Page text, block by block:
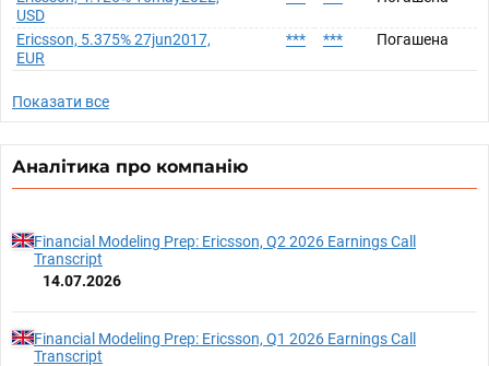
USD
Ericsson, 5.375% 27jun2017,
EUR
*** *** Погашена
Показати все
Аналітика про компанію
Financial Modeling Prep: Ericsson, Q2 2026 Earnings Call
Transcript
14.07.2026
Financial Modeling Prep: Ericsson, Q1 2026 Earnings Call
Transcript